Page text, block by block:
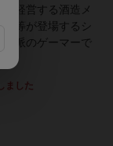
が経営する酒造メ
彼等が登場するシ
派のゲーマーで
ました